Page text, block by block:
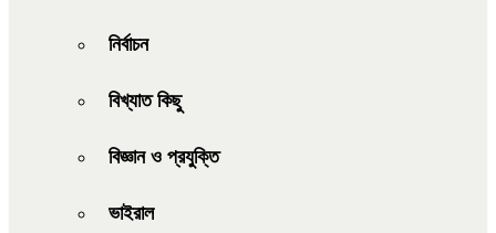
নির্বাচন
বিখ্যাত কিছু
বিজ্ঞান ও প্রযুক্তি
ভাইরাল